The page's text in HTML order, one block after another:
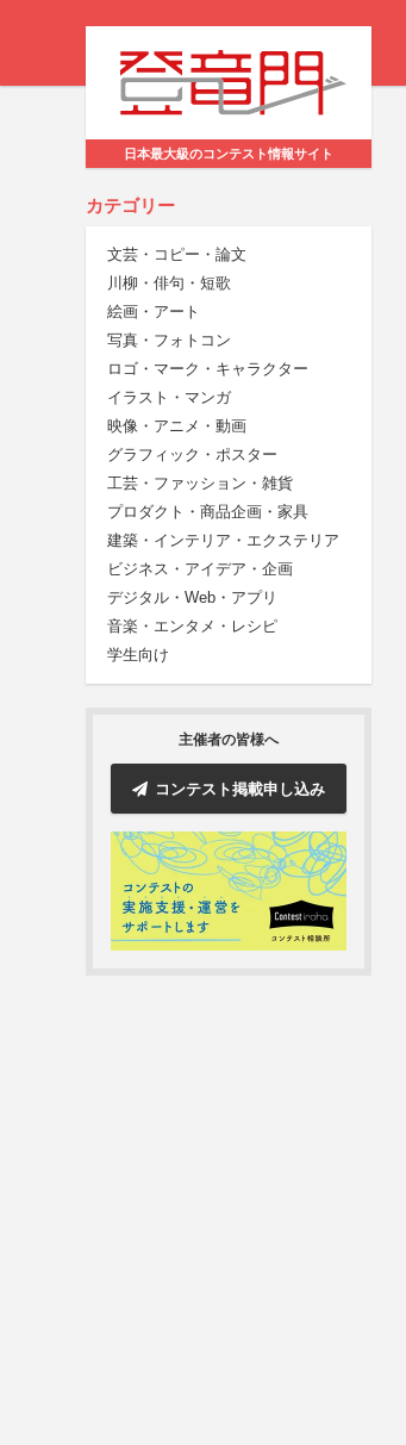
日本最大級のコンテスト情報サイト
カテゴリー
文芸・コピー・論文
川柳・俳句・短歌
絵画・アート
写真・フォトコン
ロゴ・マーク・キャラクター
イラスト・マンガ
映像・アニメ・動画
グラフィック・ポスター
工芸・ファッション・雑貨
プロダクト・商品企画・家具
建築・インテリア・エクステリア
ビジネス・アイデア・企画
デジタル・Web・アプリ
音楽・エンタメ・レシピ
学生向け
主催者の皆様へ
コンテスト掲載申し込み